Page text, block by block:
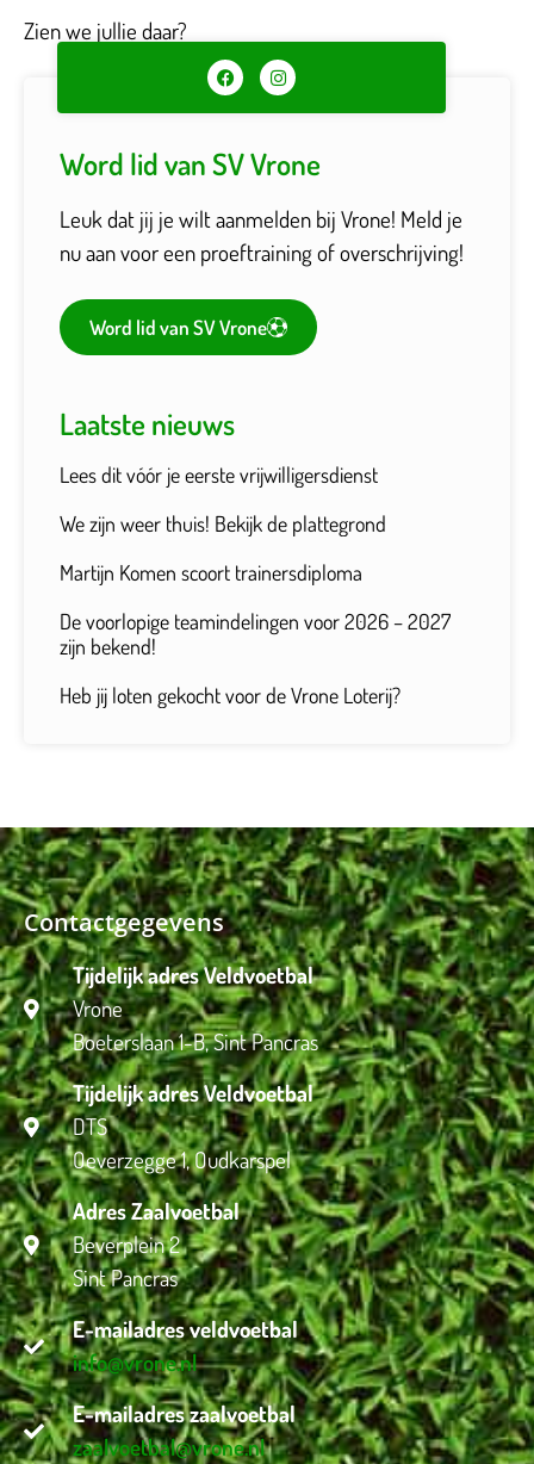
Zien we jullie daar?
Word lid van SV Vrone
Leuk dat jij je wilt aanmelden bij Vrone! Meld je
nu aan voor een proeftraining of overschrijving!
Word lid van SV Vrone
Laatste nieuws
Lees dit vóór je eerste vrijwilligersdienst
We zijn weer thuis! Bekijk de plattegrond
Martijn Komen scoort trainersdiploma
De voorlopige teamindelingen voor 2026 – 2027
zijn bekend!
Heb jij loten gekocht voor de Vrone Loterij?
Contactgegevens
Tijdelijk adres Veldvoetbal
Vrone
Boeterslaan 1-B, Sint Pancras
Tijdelijk adres Veldvoetbal
DTS
Oeverzegge 1, Oudkarspel
Adres Zaalvoetbal
Beverplein 2
Sint Pancras
E-mailadres veldvoetbal
info@vrone.nl
E-mailadres zaalvoetbal
zaalvoetbal@vrone.nl